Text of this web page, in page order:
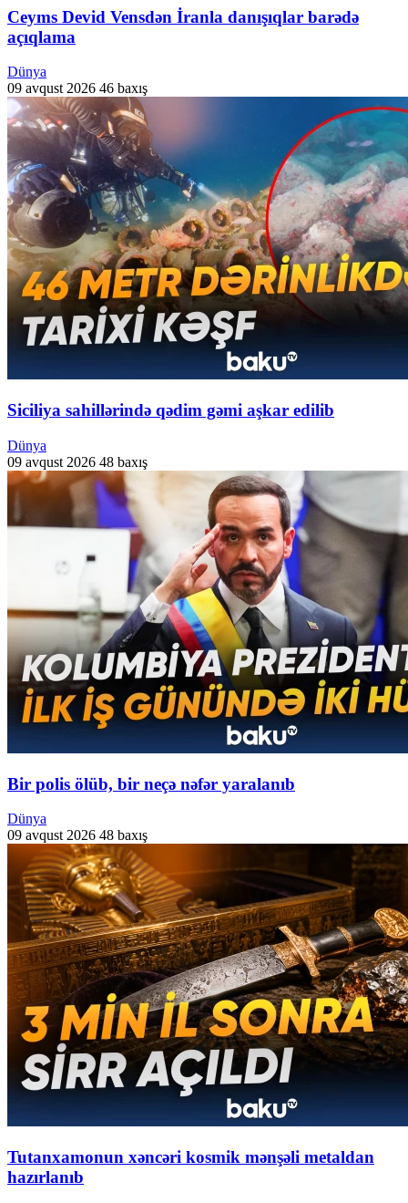
Ceyms Devid Vensdən İranla danışıqlar barədə
açıqlama
Dünya
09 avqust 2026 46 baxış
Siciliya sahillərində qədim gəmi aşkar edilib
Dünya
09 avqust 2026 48 baxış
Bir polis ölüb, bir neçə nəfər yaralanıb
Dünya
09 avqust 2026 48 baxış
Tutanxamonun xəncəri kosmik mənşəli metaldan
hazırlanıb